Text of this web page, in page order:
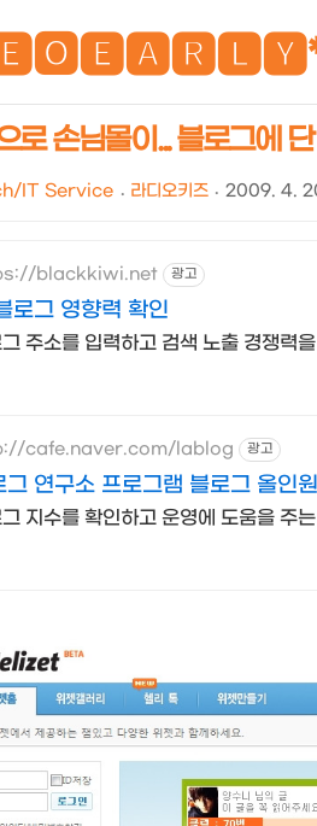
로 손님몰이... 블로그에
IT Service 라디오키즈 2009. 4.
blackkiwi.net 광고
로그 영향력 확인
주소를 입력하고 검색 노출 경쟁력
cafe.naver.com/lablog 광고
그 연구소 프로그램 블로그 올인
지수를 확인하고 운영에 도움을 주